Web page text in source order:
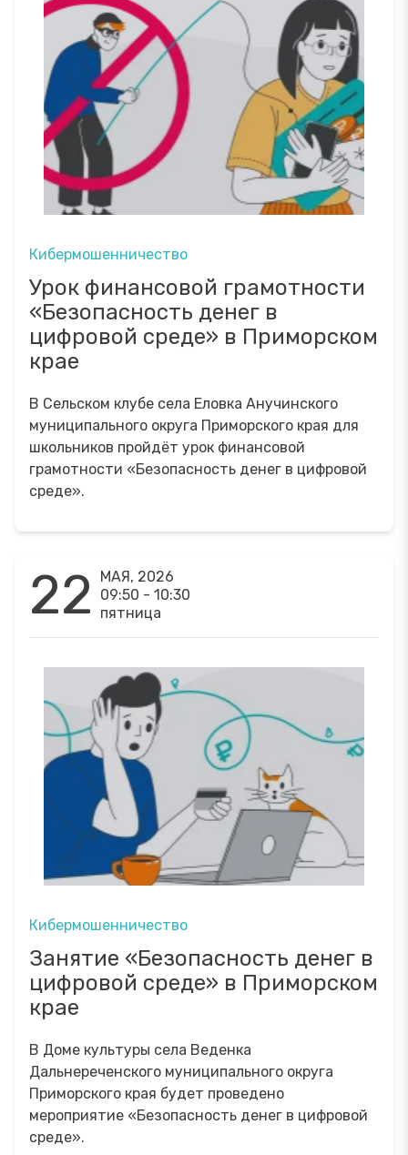
Кибермошенничество
Урок финансовой грамотности
«Безопасность денег в
цифровой среде» в Приморском
крае
В Сельском клубе села Еловка Анучинского
муниципального округа Приморского края для
школьников пройдёт урок финансовой
грамотности «Безопасность денег в цифровой
среде».
22
МАЯ, 2026
09:50 - 10:30
пятница
Кибермошенничество
Занятие «Безопасность денег в
цифровой среде» в Приморском
крае
В Доме культуры села Веденка
Дальнереченского муниципального округа
Приморского края будет проведено
мероприятие «Безопасность денег в цифровой
среде».